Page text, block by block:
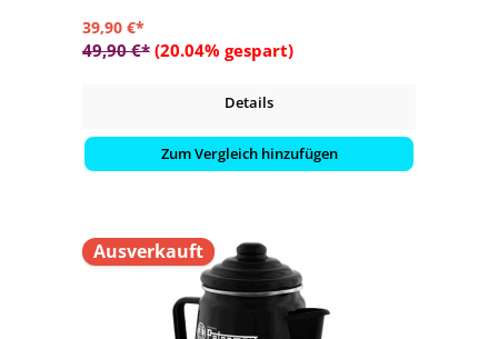
39,90 €*
49,90 €* (20.04% gespart)
Details
Zum Vergleich hinzufügen
Ausverkauft